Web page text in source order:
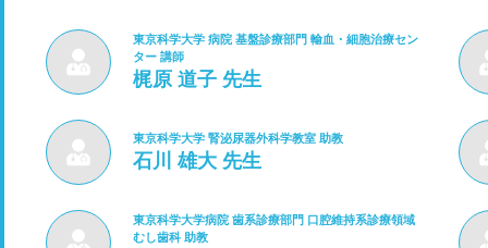
東京科学大学 病院 基盤診療部門 輸血・細胞治療セン
ター 講師
梶原 道子 先生
東京科学大学 腎泌尿器外科学教室 助教
石川 雄大 先生
東京科学大学病院 歯系診療部門 口腔維持系診療領域
むし歯科 助教